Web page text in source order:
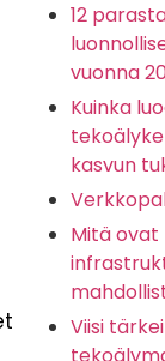
12
vuonna
Kuinka
kasvun
Mitä ovat
Viisi